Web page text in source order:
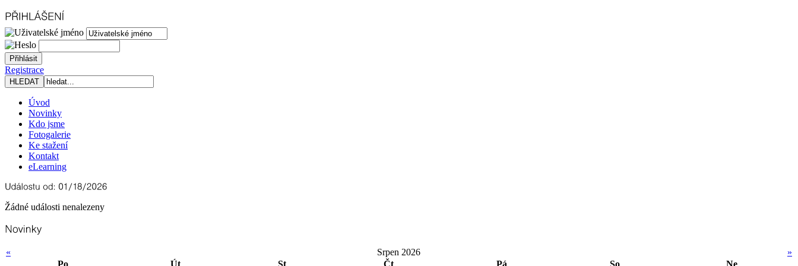
Registrace
Úvod
Novinky
Kdo jsme
Fotogalerie
Ke stažení
Kontakt
eLearning
Žádné události nenalezeny
« Srpen 2026
»